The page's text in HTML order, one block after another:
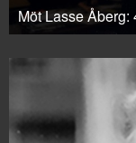
Möt Lasse